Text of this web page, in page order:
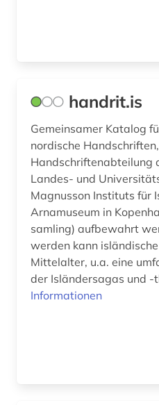
handrit.is
Gemeinsamer Katalog
nordische
Handschriftenabteilung
Landes- und
Magnusson Instituts für
Arnamuseum in
samling) aufbewahrt
werden kann
Mittelalter, u.a. eine
der Isländersagas und -
Informationen